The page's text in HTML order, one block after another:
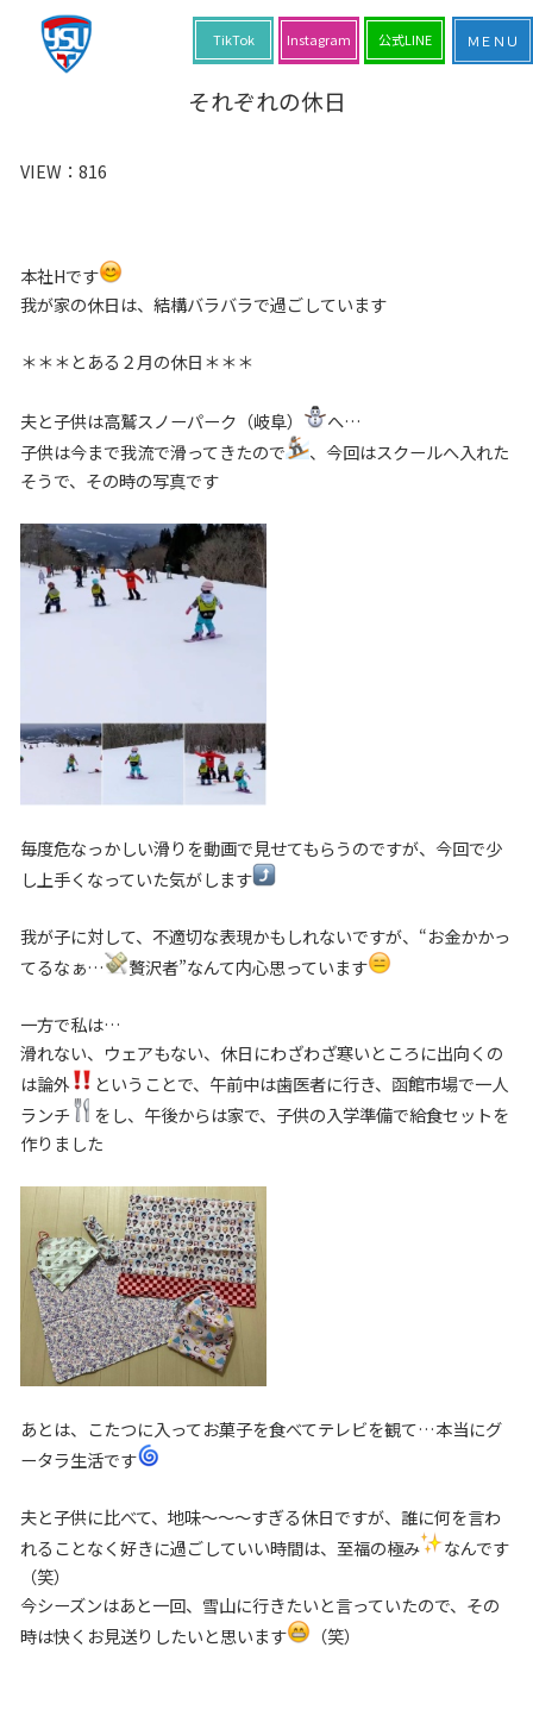
それぞれの休日
VIEW： 816
本社Hです
我が家の休日は、結構バラバラで過ごしています
＊＊＊とある２月の休日＊＊＊
夫と子供は高鷲スノーパーク（岐阜）
へ…
子供は今まで我流で滑ってきたので
、今回はスクールへ入れた
そうで、その時の写真です
毎度危なっかしい滑りを動画で見せてもらうのですが、今回で少
し上手くなっていた気がします
我が子に対して、不適切な表現かもしれないですが、“お金かかっ
てるなぁ…
贅沢者”なんて内心思っています
一方で私は…
滑れない、ウェアもない、休日にわざわざ寒いところに出向くの
は論外
ということで、午前中は歯医者に行き、函館市場で一人
ランチ
をし、午後からは家で、子供の入学準備で給食セットを
作りました
あとは、こたつに入ってお菓子を食べてテレビを観て…本当にグ
ータラ生活です
夫と子供に比べて、地味～～～すぎる休日ですが、誰に何を言わ
れることなく好きに過ごしていい時間は、至福の極み
なんです
（笑）
今シーズンはあと一回、雪山に行きたいと言っていたので、その
時は快くお見送りしたいと思います
（笑）
公式LINE
Instagram
TikTok